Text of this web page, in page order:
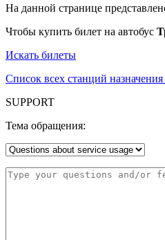
На данной странице
Чтобы купить билет на автобус
Искать билеты
Список всех станций
SUPPORT
Тема обращения: